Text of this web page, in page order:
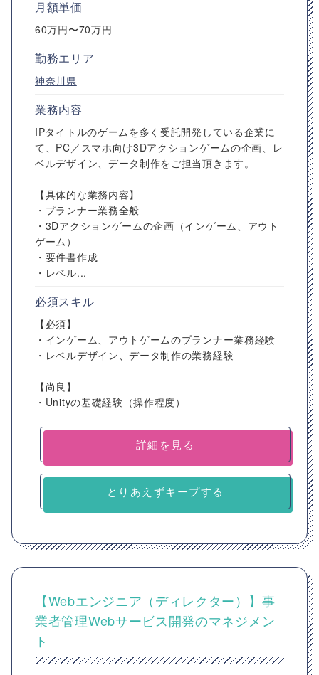
月額単価
60万円〜70万円
勤務エリア
神奈川県
業務内容
IPタイトルのゲームを多く受託開発している企業に
て、PC／スマホ向け3Dアクションゲームの企画、レ
ベルデザイン、データ制作をご担当頂きます。
【具体的な業務内容】
・プランナー業務全般
・3Dアクションゲームの企画（インゲーム、アウト
ゲーム）
・要件書作成
・レベル...
必須スキル
【必須】
・インゲーム、アウトゲームのプランナー業務経験
・レベルデザイン、データ制作の業務経験
【尚良】
・Unityの基礎経験（操作程度）
詳細を見る
とりあえずキープする
【Webエンジニア（ディレクター）】事
業者管理Webサービス開発のマネジメン
ト